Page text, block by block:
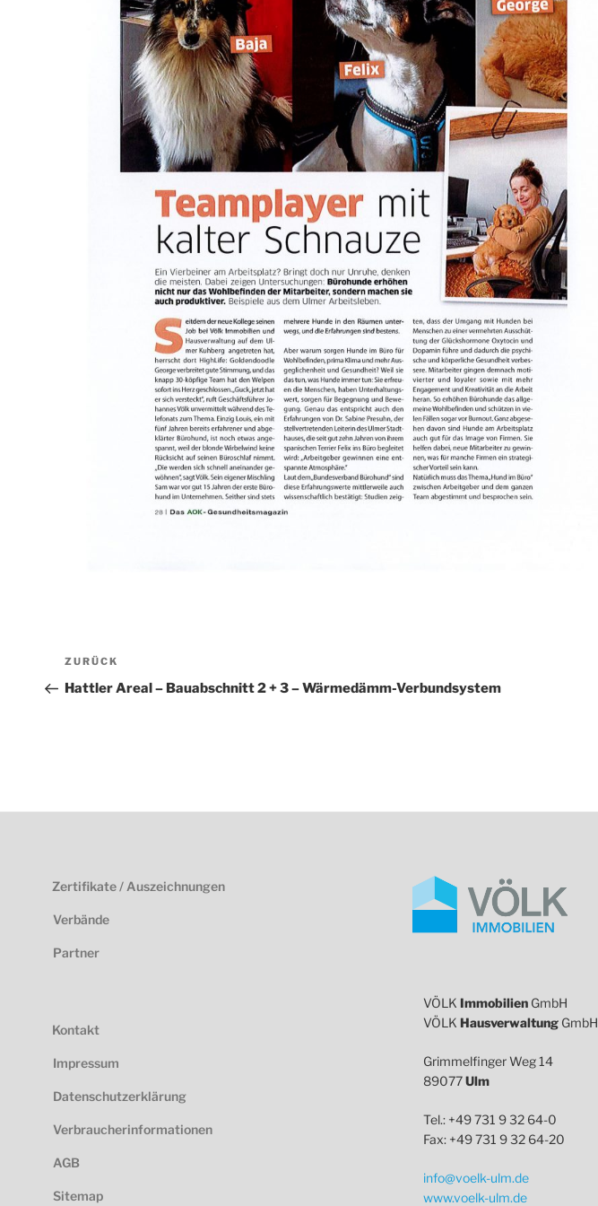
Beitragsnavigation
Vorheriger
Beitrag
ZURÜCK
Hattler Areal – Bauabschnitt 2 + 3 – Wärmedämm-Verbundsystem
Zertifikate / Auszeichnungen
Verbände
Partner
Kontakt
Impressum
Datenschutzerklärung
Verbraucherinformationen
AGB
Sitemap
VÖLK Immobilien GmbH
VÖLK Hausverwaltung GmbH
Grimmelfinger Weg 14
89077Ulm
Tel.: +49 731 9 32 64-0
Fax: +49 731 9 32 64-20
info@voelk-ulm.de
www.voelk-ulm.de